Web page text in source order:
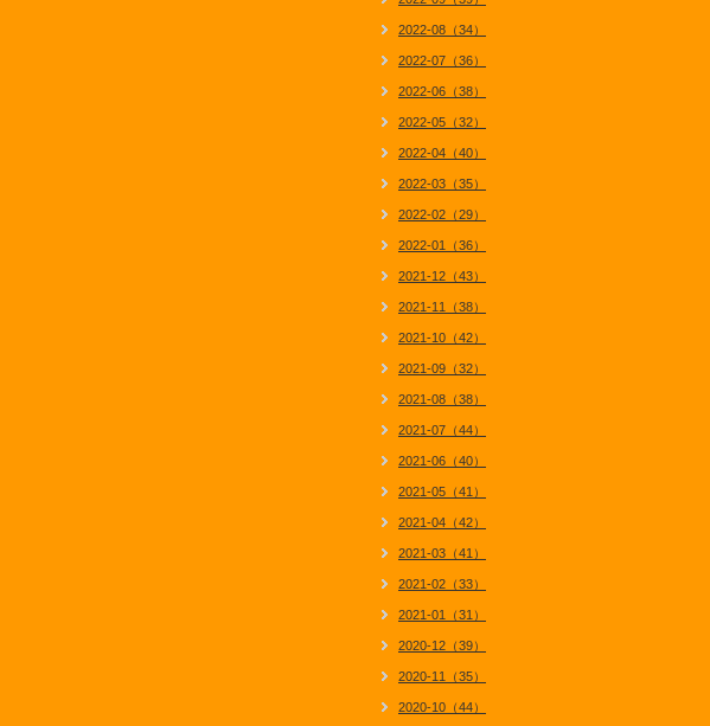
2022-08（34）
2022-07（36）
2022-06（38）
2022-05（32）
2022-04（40）
2022-03（35）
2022-02（29）
2022-01（36）
2021-12（43）
2021-11（38）
2021-10（42）
2021-09（32）
2021-08（38）
2021-07（44）
2021-06（40）
2021-05（41）
2021-04（42）
2021-03（41）
2021-02（33）
2021-01（31）
2020-12（39）
2020-11（35）
2020-10（44）